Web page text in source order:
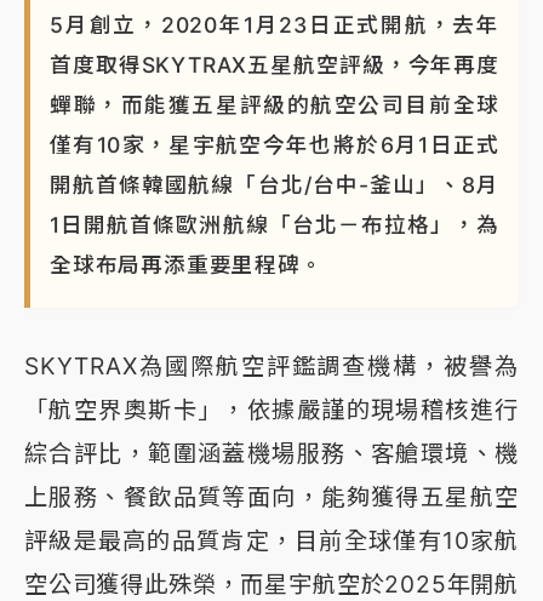
5月創立，2020年1月23日正式開航，去年
首度取得SKYTRAX五星航空評級，今年再度
蟬聯，而能獲五星評級的航空公司目前全球
僅有10家，星宇航空今年也將於6月1日正式
開航首條韓國航線「台北/台中-釜山」、8月
1日開航首條歐洲航線「台北－布拉格」，為
全球布局再添重要里程碑。
SKYTRAX為國際航空評鑑調查機構，被譽為
「航空界奧斯卡」，依據嚴謹的現場稽核進行
綜合評比，範圍涵蓋機場服務、客艙環境、機
上服務、餐飲品質等面向，能夠獲得五星航空
評級是最高的品質肯定，目前全球僅有10家航
空公司獲得此殊榮，而星宇航空於2025年開航